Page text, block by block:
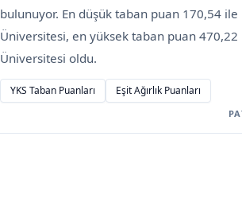
bulunuyor. En düşük taban puan 170,54
Üniversitesi, en yüksek taban puan
Üniversitesi oldu.
YKS Taban Puanları Eşit Ağırlık Puanları